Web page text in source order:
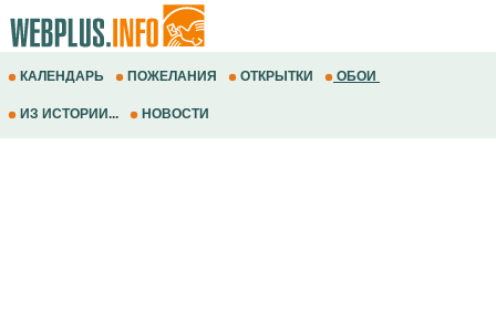
КАЛЕНДАРЬ ПОЖЕЛАНИЯ ОТКРЫТКИ ОБОИ
ИЗ ИСТОРИИ... НОВОСТИ